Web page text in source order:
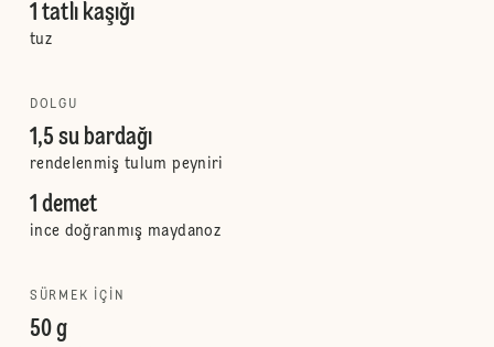
1 tatlı kaşığı
tuz
DOLGU
1,5 su bardağı
rendelenmiş tulum peyniri
1 demet
ince doğranmış maydanoz
SÜRMEK IÇIN
50 g